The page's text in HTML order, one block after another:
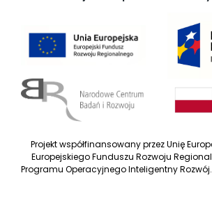
Projekt współfinansowany przez Unię
Europejskiego Funduszu Rozwoju
Programu Operacyjnego Inteligentny Rozwój.